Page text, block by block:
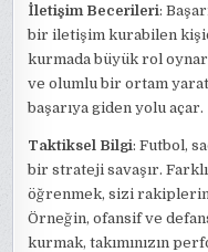
İletişim Becerileri:
bir iletişim kurabilen
kurmada büyük rol
ve olumlu bir ortam
başarıya giden yolu açar.
Taktiksel Bilgi: Futbol,
bir strateji savaşır.
öğrenmek, sizi
Örneğin, ofansif ve
kurmak, takımınızın